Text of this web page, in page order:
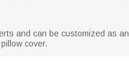
and can be customized as
cover.